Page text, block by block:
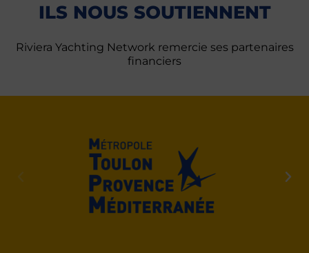
ILS NOUS SOUTIENNENT
Riviera Yachting Network remercie ses partenaires
financiers